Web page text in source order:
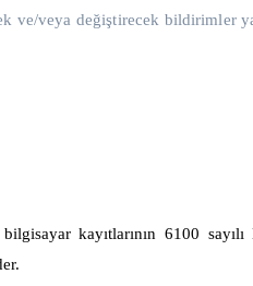
ve/veya değiştirecek bildirimler
kayıtlarının 6100 sayılı